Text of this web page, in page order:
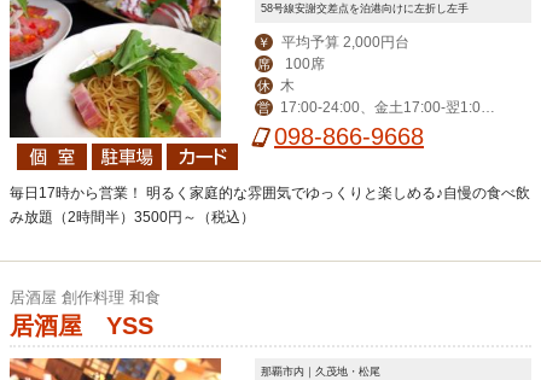
58号線安謝交差点を泊港向けに左折し左手
￥ 平均予算 2,000円台
席 100席
休 木
営
17:00-24:00、金土17:00-翌1:0
0、日17:00-23:00
098-866-9668
毎日17時から営業！ 明るく家庭的な雰囲気でゆっくりと楽しめる♪自慢の食べ飲
み放題（2時間半）3500円～（税込）
居酒屋 創作料理 和食
居酒屋 YSS
那覇市内｜久茂地・松尾